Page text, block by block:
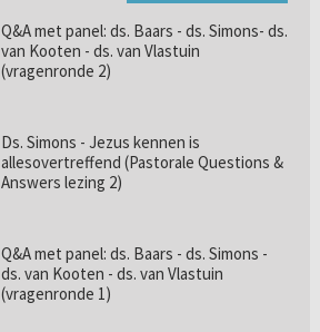
Q&A met panel: ds. Baars - ds. Simons- ds.
van Kooten - ds. van Vlastuin
(vragenronde 2)
Ds. Simons - Jezus kennen is
allesovertreffend (Pastorale Questions &
Answers lezing 2)
Q&A met panel: ds. Baars - ds. Simons -
ds. van Kooten - ds. van Vlastuin
(vragenronde 1)